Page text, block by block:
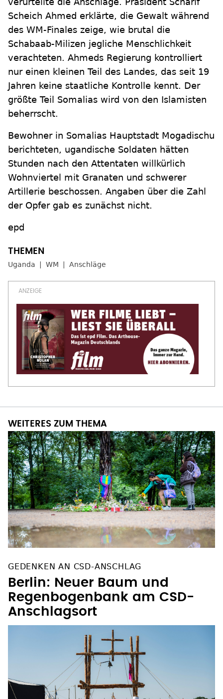
Scheich Ahmed erklärte, die Gewalt während
des WM-Finales zeige, wie brutal die
Schabaab-Milizen jegliche Menschlichkeit
verachteten. Ahmeds Regierung kontrolliert
nur einen kleinen Teil des Landes, das seit 19
Jahren keine staatliche Kontrolle kennt. Der
größte Teil Somalias wird von den Islamisten
beherrscht.
Bewohner in Somalias Hauptstadt Mogadischu
berichteten, ugandische Soldaten hätten
Stunden nach den Attentaten willkürlich
Wohnviertel mit Granaten und schwerer
Artillerie beschossen. Angaben über die Zahl
der Opfer gab es zunächst nicht.
epd
Uganda WM Anschläge
WEITERES ZUM THEMA
GEDENKEN AN CSD-ANSCHLAG
Berlin: Neuer Baum und
Regenbogenbank am CSD-
Anschlagsort